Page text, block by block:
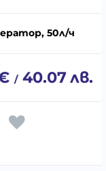
50л/ч
/ 40.07лв.